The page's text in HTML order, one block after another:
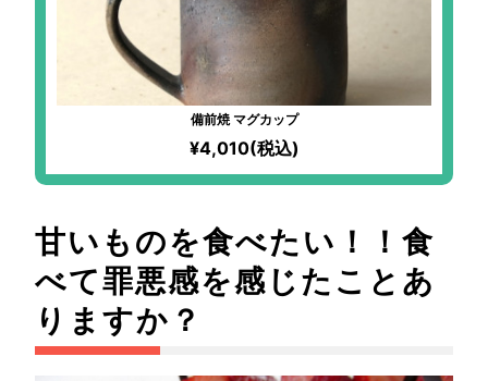
備前焼 マグカップ
¥4,010(税込)
甘いものを食べたい！！食
べて罪悪感を感じたことあ
りますか？